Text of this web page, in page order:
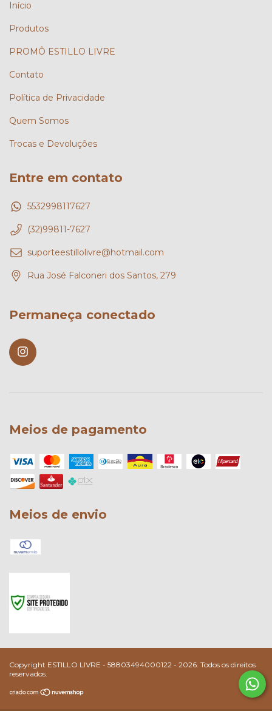
Início
Produtos
PROMÔ ESTILLO LIVRE
Contato
Política de Privacidade
Quem Somos
Trocas e Devoluções
Entre em contato
5532998117627
(32)99811-7627
suporteestillolivre@hotmail.com
Rua José Falconeri dos Santos, 279
Permaneça conectado
Meios de pagamento
Meios de envio
Copyright ESTILLO LIVRE - 58803494000122 - 2026. Todos os direitos
reservados.